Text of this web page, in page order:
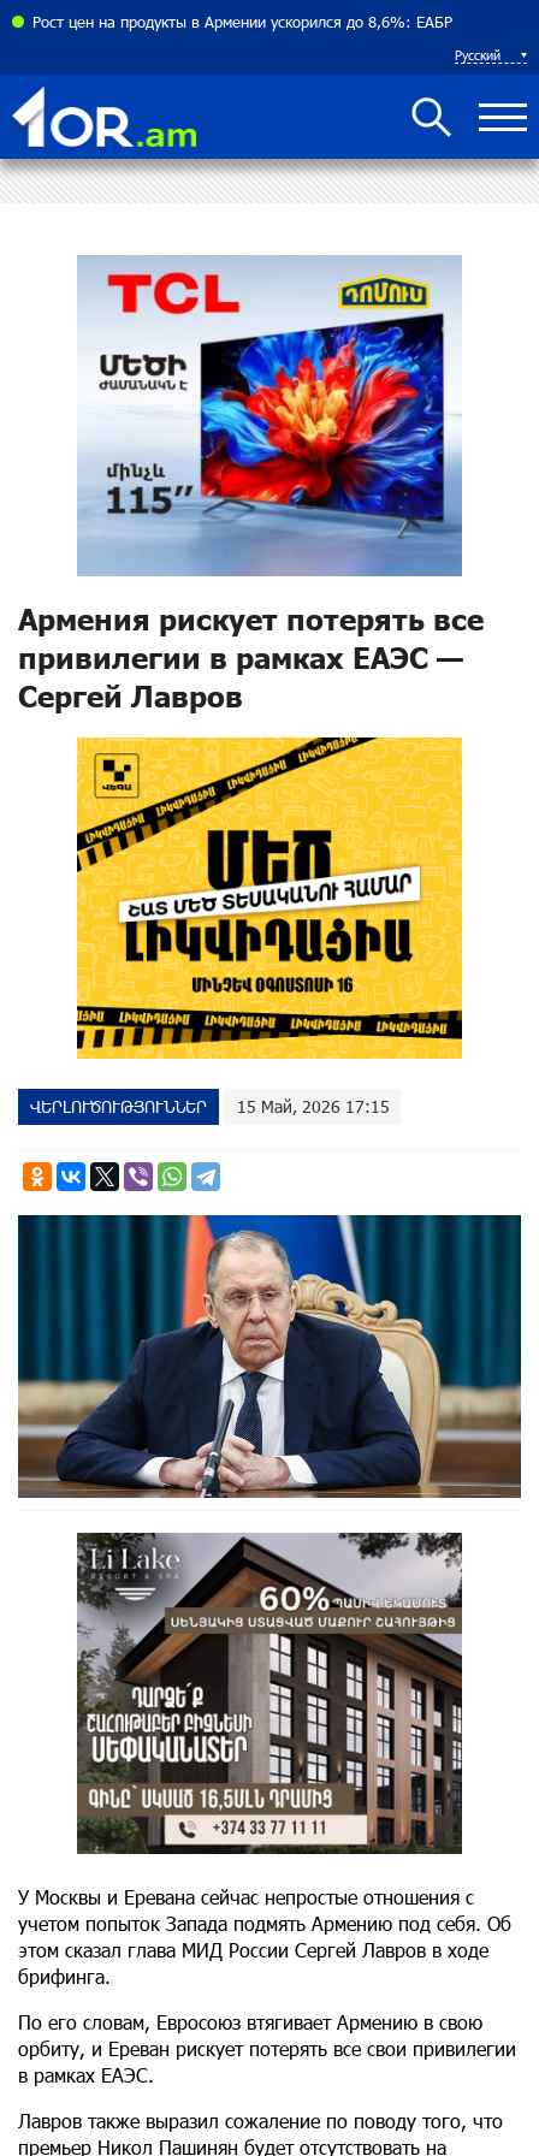
Рост цен на продукты в Армении ускорился до 8,6%: ЕАБР
Русский
Армения рискует потерять все
привилегии в рамках ЕАЭС —
Сергей Лавров
ՎԵՐԼՈՒԾՈՒԹՅՈՒՆՆԵՐ 15 Май, 2026 17:15
У Москвы и Еревана сейчас непростые отношения с
учетом попыток Запада подмять Армению под себя. Об
этом сказал глава МИД России Сергей Лавров в ходе
брифинга.
По его словам, Евросоюз втягивает Армению в свою
орбиту, и Ереван рискует потерять все свои привилегии
в рамках ЕАЭС.
Лавров также выразил сожаление по поводу того, что
премьер Никол Пашинян будет отсутствовать на